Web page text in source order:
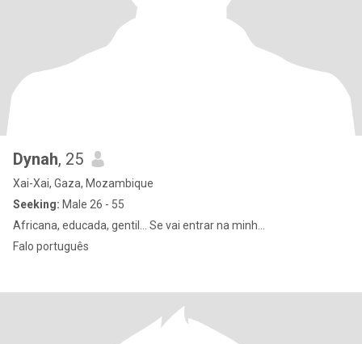
Dynah, 25
Xai-Xai, Gaza, Mozambique
Seeking: Male 26 - 55
Africana, educada, gentil... Se vai entrar na minh...
Falo português